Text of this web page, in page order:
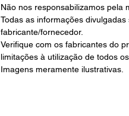
Não nos responsabilizamos pela
Todas as informações
fabricante/fornecedor.
Verifique com os fabricantes do
limitações à utilização de todos
Imagens meramente ilustrativas.